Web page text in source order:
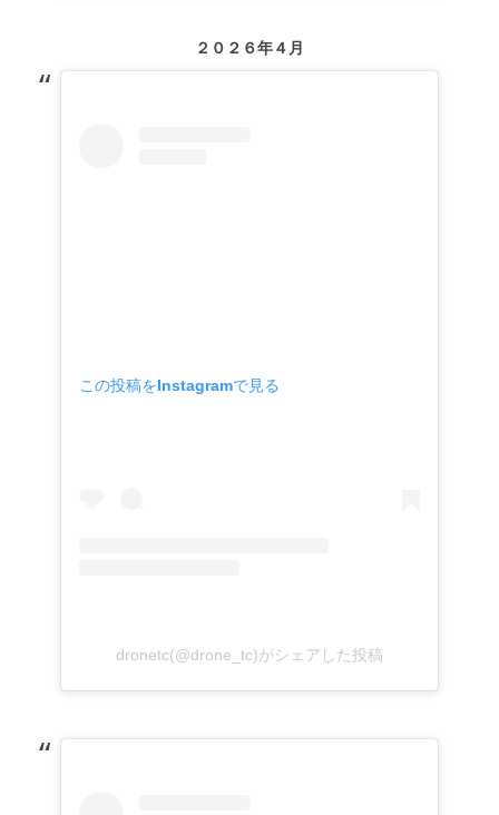
２０２６年４月
この投稿をInstagramで見る
dronetc(@drone_tc)がシェアした投稿